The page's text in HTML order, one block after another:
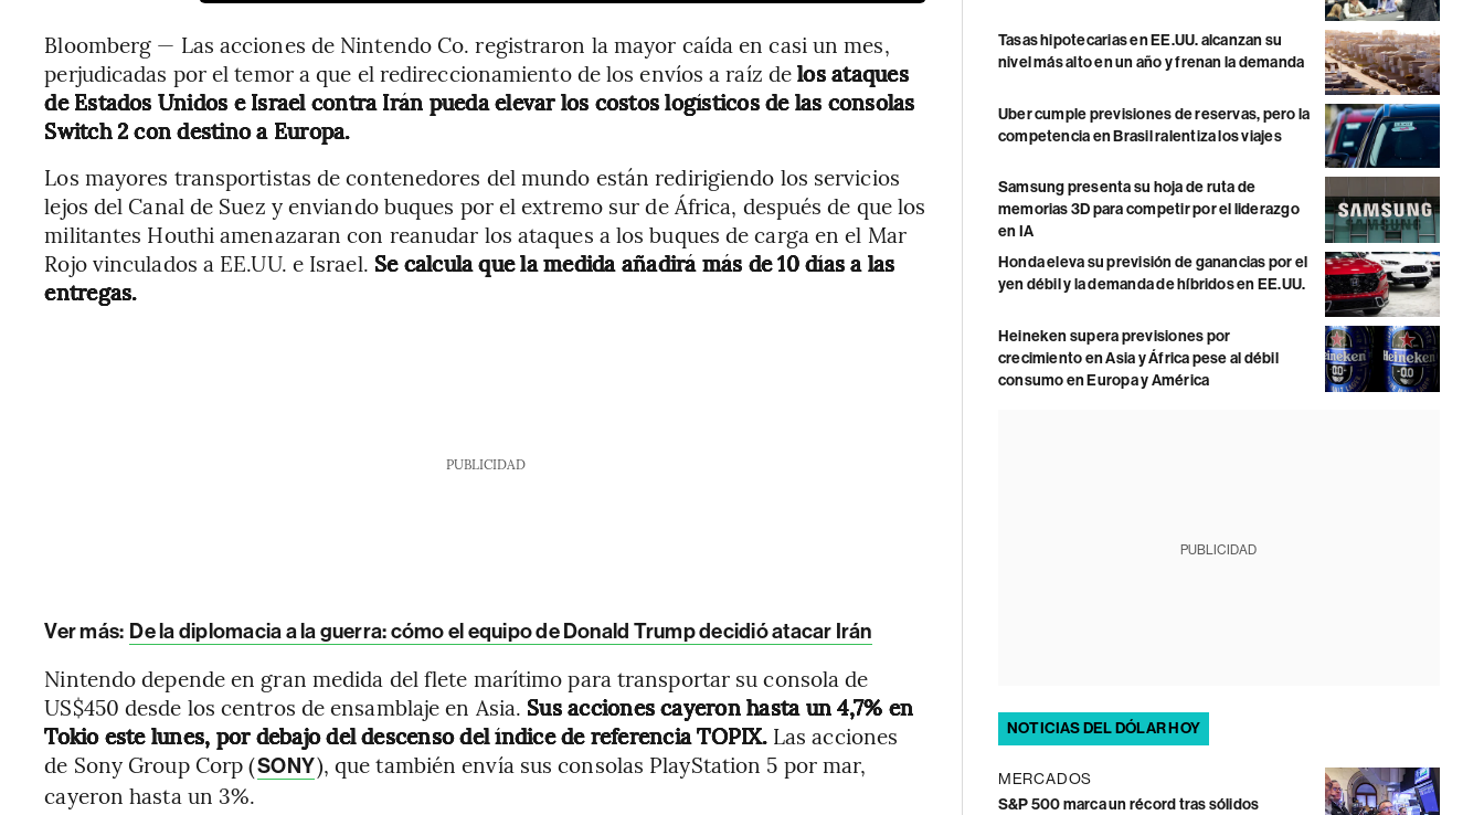
Bloomberg — Las acciones de Nintendo Co. registraron la mayor caída en casi un mes,
perjudicadas por el temor a que el redireccionamiento de los envíos a raíz delos ataques
de Estados Unidos e Israel contra Irán pueda elevar los costos logísticos de las consolas
Switch 2 con destino a Europa.
Los mayores transportistas de contenedores del mundo están redirigiendo los servicios
lejos del Canal de Suez y enviando buques por el extremo sur de África, después de que los
militantes Houthi amenazaran con reanudar los ataques a los buques de carga en el Mar
Rojo vinculados a EE.UU. e Israel. Se calcula que la medida añadirá más de 10 días a las
entregas.
PUBLICIDAD
Ver más: De la diplomacia a la guerra: cómo el equipo de Donald Trump decidió atacar Irán
Nintendo depende en gran medida del flete marítimo para transportar su consola de
US$450 desde los centros de ensamblaje en Asia. Sus acciones cayeron hasta un 4,7% en
Tokio este lunes, por debajo del descenso del índice de referencia TOPIX.Las acciones
de Sony Group Corp (SONY), que también envía sus consolas PlayStation 5 por mar,
cayeron hasta un 3%.
Tasas hipotecarias en EE.UU. alcanzan su
nivel más alto en un año y frenan la demanda
Uber cumple previsiones de reservas, pero la
competencia en Brasil ralentiza los viajes
Samsung presenta su hoja de ruta de
memorias 3D para competir por el liderazgo
en IA
Honda eleva su previsión de ganancias por el
yen débil y la demanda de híbridos en EE.UU.
Heineken supera previsiones por
crecimiento en Asia y África pese al débil
consumo en Europa y América
PUBLICIDAD
NOTICIAS DEL DÓLAR HOY
MERCADOS
S&P 500 marca un récord tras sólidos